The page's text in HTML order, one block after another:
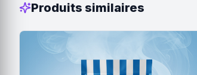
Produits similaires